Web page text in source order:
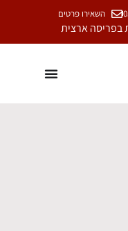
השאירו פרטים
בפריסה ארצית